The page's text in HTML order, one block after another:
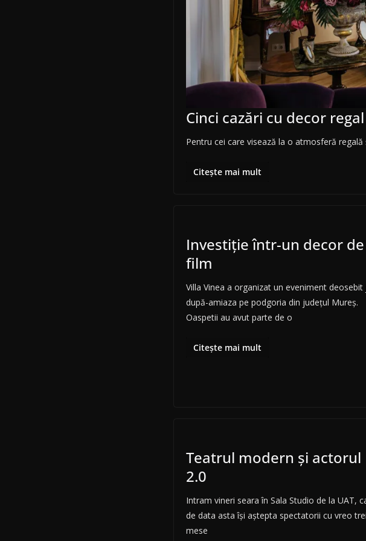
Cinci cazări cu decor
Pentru cei care visează la o atmosferă
Citește mai mult
Investiție într-un decor de
film
Villa Vinea a organizat un eveniment deosebit
după-amiaza pe podgoria din județul Mureș.
Oaspetii au avut parte de o
Citește mai mult
Teatrul modern și actorul
2.0
Intram vineri seara în Sala Studio de la UAT,
de data asta își aștepta spectatorii cu vreo trei
mese